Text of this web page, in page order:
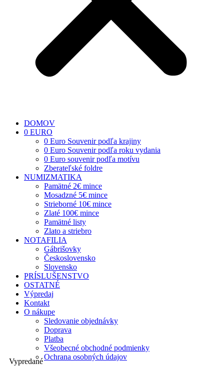
DOMOV
0 EURO
0 Euro Souvenir podľa krajiny
0 Euro Souvenir podľa roku vydania
0 Euro souvenir podľa motívu
Zberateľské foldre
NUMIZMATIKA
Pamätné 2€ mince
Mosadzné 5€ mince
Strieborné 10€ mince
Zlaté 100€ mince
Pamätné listy
Zlato a striebro
NOTAFILIA
Gábrišovky
Československo
Slovensko
PRÍSLUŠENSTVO
OSTATNÉ
Výpredaj
Kontakt
O nákupe
Sledovanie objednávky
Doprava
Platba
Všeobecné obchodné podmienky
Ochrana osobných údajov
Vypredané